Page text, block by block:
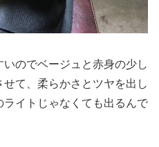
のでベージュと赤身の少し
て、柔らかさとツヤを出し
イトじゃなくても出るんで